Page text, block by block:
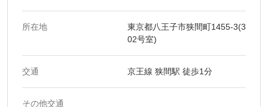
所在地
東京都八王子市狭間町1455-3(3
02号室)
交通 京王線 狭間駅 徒歩1分
その他交通